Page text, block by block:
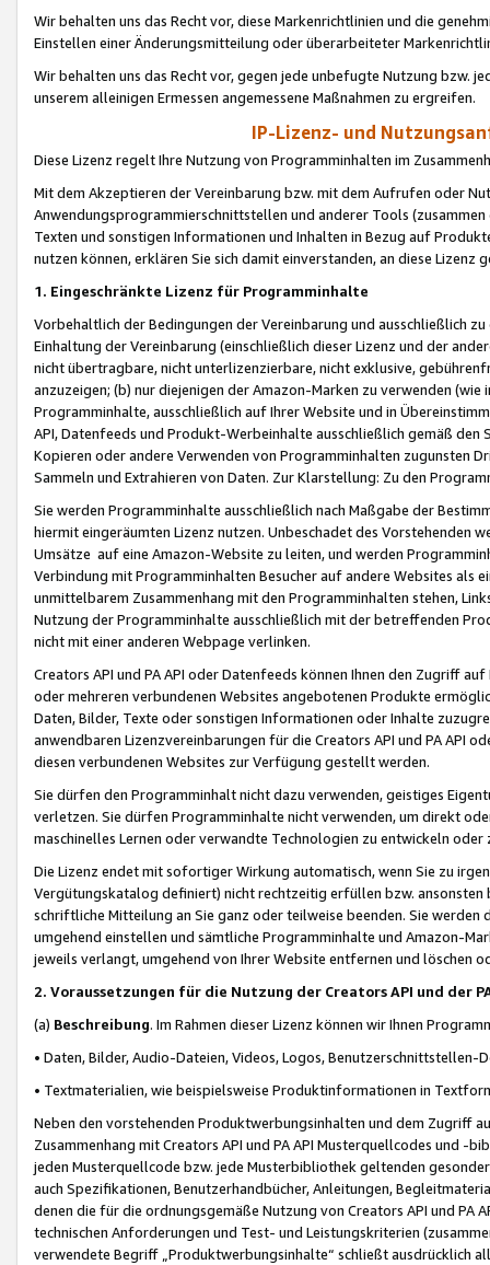
Wir behalten uns das Recht vor, diese Markenrichtlinien und die
Einstellen einer Änderungsmitteilung oder überarbeiteter
Wir behalten uns das Recht vor, gegen jede unbefugte Nutzung bzw.
unserem alleinigen Ermessen angemessene Maßnahmen zu ergreifen.
IP-Lizenz- und
Diese Lizenz regelt Ihre Nutzung von Programminhalten im
Mit dem Akzeptieren der Vereinbarung bzw. mit dem Aufrufen oder
Anwendungsprogrammierschnittstellen und anderer Tools (zusammen
Texten und sonstigen Informationen und Inhalten in Bezug auf
nutzen können, erklären Sie sich damit einverstanden, an diese Lizenz
1. Eingeschränkte Lizenz für Programminhalte
Vorbehaltlich der Bedingungen der Vereinbarung und ausschließlich
Einhaltung der Vereinbarung (einschließlich dieser Lizenz und der
nicht übertragbare, nicht unterlizenzierbare, nicht exklusive,
anzuzeigen; (b) nur diejenigen der Amazon-Marken zu verwenden
Programminhalte, ausschließlich auf Ihrer Website und in
API, Datenfeeds und Produkt-Werbeinhalte ausschließlich gemäß
Kopieren oder andere Verwenden von Programminhalten zugunsten
Sammeln und Extrahieren von Daten. Zur Klarstellung: Zu den
Sie werden Programminhalte ausschließlich nach Maßgabe der
hiermit eingeräumten Lizenz nutzen. Unbeschadet des Vorstehenden
Umsätze auf eine Amazon-Website zu leiten, und werden
Verbindung mit Programminhalten Besucher auf andere Websites als
unmittelbarem Zusammenhang mit den Programminhalten stehen,
Nutzung der Programminhalte ausschließlich mit der betreffenden
nicht mit einer anderen Webpage verlinken.
Creators API und PA API oder Datenfeeds können Ihnen den Zugriff
oder mehreren verbundenen Websites angebotenen Produkte
Daten, Bilder, Texte oder sonstigen Informationen oder Inhalte
anwendbaren Lizenzvereinbarungen für die Creators API und PA API
diesen verbundenen Websites zur Verfügung gestellt werden.
Sie dürfen den Programminhalt nicht dazu verwenden, geistiges
verletzen. Sie dürfen Programminhalte nicht verwenden, um direkt
maschinelles Lernen oder verwandte Technologien zu entwickeln
Die Lizenz endet mit sofortiger Wirkung automatisch, wenn Sie zu
Vergütungskatalog definiert) nicht rechtzeitig erfüllen bzw. ansonsten
schriftliche Mitteilung an Sie ganz oder teilweise beenden. Sie werden
umgehend einstellen und sämtliche Programminhalte und Amazon-
jeweils verlangt, umgehend von Ihrer Website entfernen und löschen
2. Voraussetzungen für die Nutzung der Creators API und der
(a) Beschreibung. Im Rahmen dieser Lizenz können wir Ihnen
• Daten, Bilder, Audio-Dateien, Videos, Logos, Benutzerschnittstellen-
• Textmaterialien, wie beispielsweise Produktinformationen in
Neben den vorstehenden Produktwerbungsinhalten und dem Zugriff
Zusammenhang mit Creators API und PA API Musterquellcodes und
jeden Musterquellcode bzw. jede Musterbibliothek geltenden
auch Spezifikationen, Benutzerhandbücher, Anleitungen,
denen die für die ordnungsgemäße Nutzung von Creators API und PA
technischen Anforderungen und Test- und Leistungskriterien
verwendete Begriff „Produktwerbungsinhalte“ schließt ausdrücklich